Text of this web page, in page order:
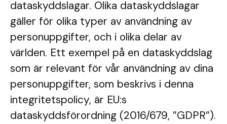
dataskyddslagar. Olika dataskyddslagar
gäller för olika typer av användning av
personuppgifter, och i olika delar av
världen. Ett exempel på en dataskyddslag
som är relevant för vår användning av dina
personuppgifter, som beskrivs i denna
integritetspolicy, är EU:s
dataskyddsförordning (2016/679, ”GDPR”).